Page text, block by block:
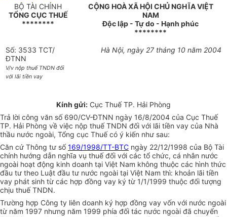
BỘ TÀI CHÍNH
TỔNG CỤC THUẾ
********
CỘNG HOÀ XÃ HỘI CHỦ NGHĨA VIỆT
NAM
Độc lập - Tự do - Hạnh phúc
********
Số: 3533 TCT/
ĐTNN
V/v nộp thuế TNDN đối
với lãi tiền vay
Hà Nội, ngày 27 tháng 10 năm 2004
Kính gửi: Cục Thuế TP. Hải Phòng
Trả lời công văn số 690/CV-ĐTNN ngày 16/8/2004 của Cục Thuế
TP. Hải Phòng về việc nộp thuế TNDN đối với lãi tiền vay của Nhà
thầu nước ngoài, Tổng cục Thuế có ý kiến như sau:
Căn cứ Thông tư số169/1998/TT-BTC ngày 22/12/1998 của Bộ Tài
chính hướng dẫn nghĩa vụ thuế đối với các tổ chức, cá nhân nước
ngoài hoạt động kinh doanh tại Việt Nam không thuộc các hình thức
đầu tư theo Luật đầu tư nước ngoài tại Việt Nam thì: khoản lãi tiền
vay phát sinh từ các hợp đồng vay ký từ 1/1/1999 thuộc đối tượng
chịu thuế TNDN.
Trường hợp Công ty liên doanh ký hợp đồng vay vốn với nước ngoài
từ năm 1997 nhưng năm 1999 phía đối tác nước ngoài đã chuyển